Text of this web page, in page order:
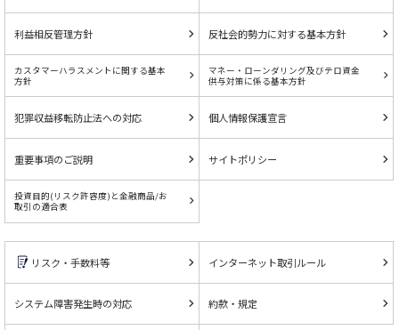
利益相反管理方針 反社会的勢力に対する基本方針
カスタマーハラスメントに関する基本
方針
マネー・ローンダリング及びテロ資金
供与対策に係る基本方針
犯罪収益移転防止法への対応 個人情報保護宣言
重要事項のご説明 サイトポリシー
投資目的(リスク許容度)と金融商品/お
取引の適合表
リスク・手数料等 インターネット取引ルール
システム障害発生時の対応 約款・規定